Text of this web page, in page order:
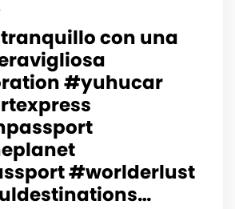
con una
#yuhucar
#worlderlust